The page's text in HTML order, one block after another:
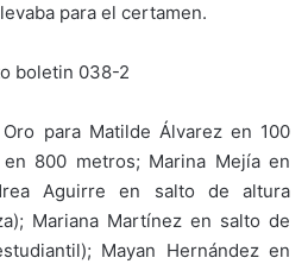
para el certamen.
para Matilde Álvarez en 100
800 metros; Marina Mejía en
Aguirre en salto de altura
Mariana Martínez en salto de
Mayan Hernández en